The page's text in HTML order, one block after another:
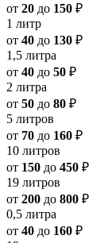
от 20 до 150 ₽
1 литр
от 40 до 130 ₽
1,5 литра
от 40 до 50 ₽
2 литра
от 50 до 80 ₽
5 литров
от 70 до 160 ₽
10 литров
от 150 до 450 ₽
19 литров
от 200 до 800 ₽
0,5 литра
от 40 до 160 ₽